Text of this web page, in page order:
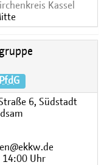
Kassel
PfdG
6, Südstadt
Uhr